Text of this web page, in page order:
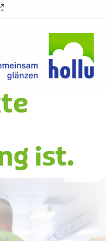
ist.